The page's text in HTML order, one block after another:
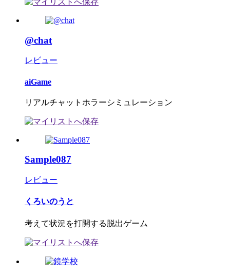
@chat
レビュー
aiGame
リアルチャットホラーシミュレーション
Sample087
レビュー
くろいのうと
考えて状況を打開する脱出ゲーム